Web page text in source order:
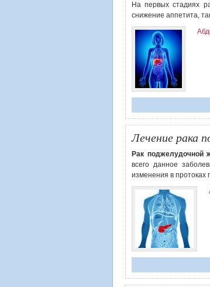
На первых стадиях
снижение аппетита,
Лечение рака
Рак поджелудочной
всего данное
изменения в